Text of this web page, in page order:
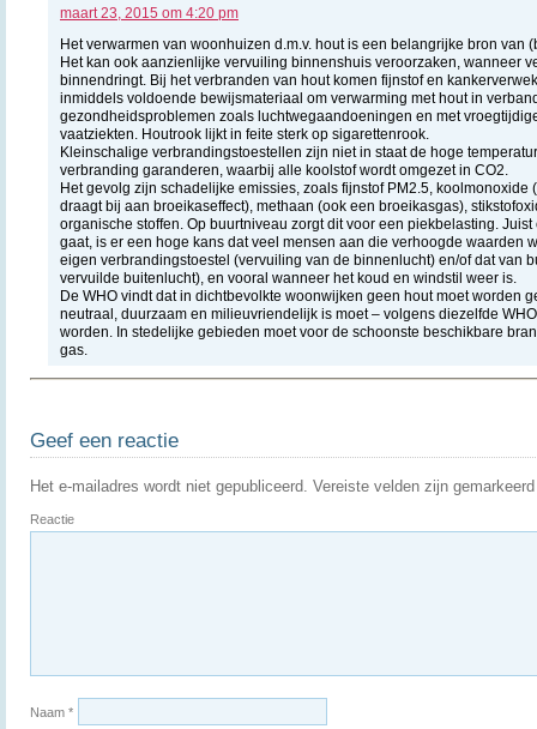
maart 23, 2015 om 4:20 pm
Het verwarmen van woonhuizen d.m.v. hout is een belangrijke bron van
Het kan ook aanzienlijke vervuiling binnenshuis veroorzaken, wanneer
binnendringt. Bij het verbranden van hout komen fijnstof en
inmiddels voldoende bewijsmateriaal om verwarming met hout in
gezondheidsproblemen zoals luchtwegaandoeningen en met
vaatziekten. Houtrook lijkt in feite sterk op sigarettenrook.
Kleinschalige verbrandingstoestellen zijn niet in staat de hoge
verbranding garanderen, waarbij alle koolstof wordt omgezet in CO2.
Het gevolg zijn schadelijke emissies, zoals fijnstof PM2.5, koolmonoxide
draagt bij aan broeikaseffect), methaan (ook een broeikasgas),
organische stoffen. Op buurtniveau zorgt dit voor een piekbelasting.
gaat, is er een hoge kans dat veel mensen aan die verhoogde waarden
eigen verbrandingstoestel (vervuiling van de binnenlucht) en/of dat van
vervuilde buitenlucht), en vooral wanneer het koud en windstil weer is.
De WHO vindt dat in dichtbevolkte woonwijken geen hout moet worden
neutraal, duurzaam en milieuvriendelijk is moet – volgens diezelfde
worden. In stedelijke gebieden moet voor de schoonste beschikbare
gas.
Geef een reactie
Het e-mailadres wordt niet gepubliceerd. Vereiste velden zijn
Reactie
Naam *